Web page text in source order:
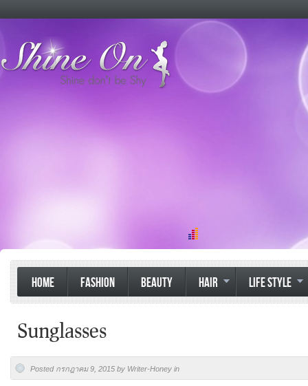
HOME FASHION BEAUTY HAIR LIFE STYLE
Sunglasses
Posted กรกฎาคม 9, 2015 by Writer-Honey in